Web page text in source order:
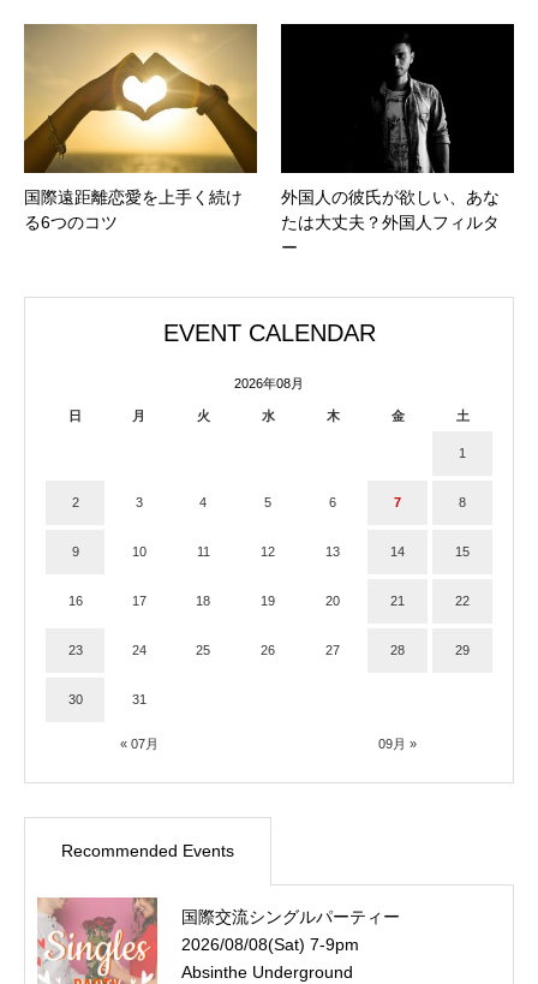
国際遠距離恋愛を上手く続け
る6つのコツ
外国人の彼氏が欲しい、あな
たは大丈夫？外国人フィルタ
ー
EVENT CALENDAR
2026年08月
日 月 火 水 木 金 土
« 07月 09月 »
1
2 3 4 5 6 7 8
9 10 11 12 13 14 15
16 17 18 19 20 21 22
23 24 25 26 27 28 29
30 31
Recommended Events
国際交流シングルパーティー
2026/08/08(Sat) 7-9pm
Absinthe Underground